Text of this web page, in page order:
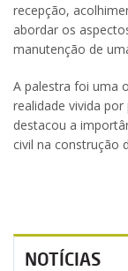
recepção,
abordar os
manutenção de
A palestra foi uma
realidade vivida
destacou a
civil na construção
NOTÍCIAS